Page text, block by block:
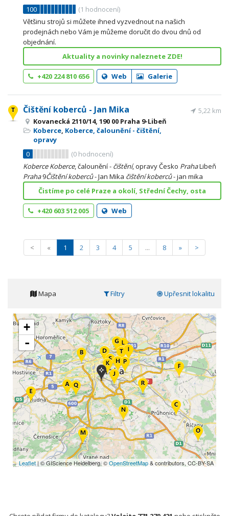
100
(1 hodnocení)
Většinu strojů si můžete ihned vyzvednout na našich
prodejnách nebo Vám je můžeme doručit do dvou dnů od
objednání.
Aktuality a novinky naleznete ZDE!
+420 224 810 656 Web Galerie
Čištění koberců - Jan Mika
Kovanecká 2110/14, 190 00 Praha 9-Libeň
Koberce, Koberce, čalounění - čištění,
opravy
0
(0 hodnocení)
5,22 km
Koberce Koberce, čalounění - čištění, opravy Česko PrahaLibeň
Praha9Čištění koberců- Jan Mika čištění koberců- jan mika
Čistíme po celé Praze a okolí, Střední Čechy, osta
+420 603 512 005 Web
< « 1 2 3 4 5 ... 8 » >
Mapa Filtry Upřesnit lokalitu
+
-
Leaflet| © GIScience Heidelberg, ©OpenStreetMap& contributors, CC-BY-SA